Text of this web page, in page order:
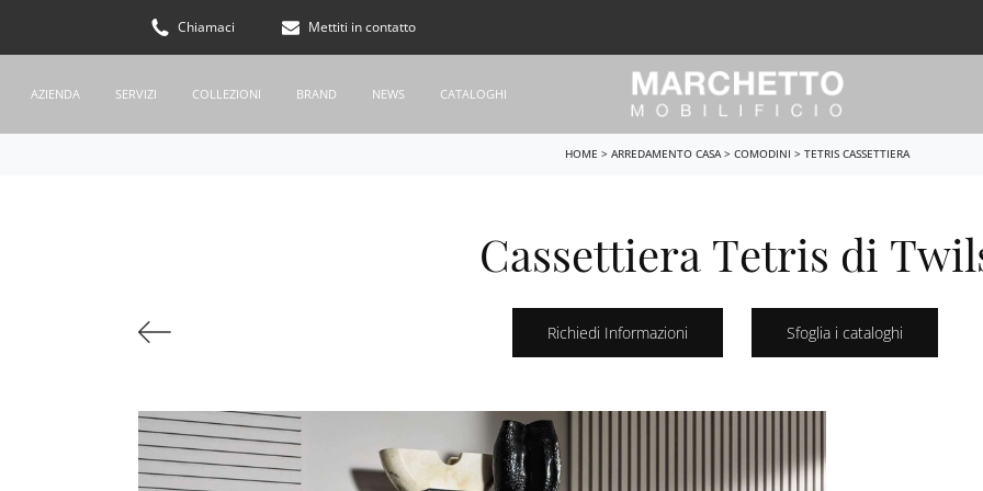
Chiamaci Mettiti in contatto
AZIENDA SERVIZI COLLEZIONI BRAND NEWS CATALOGHI
HOME > ARREDAMENTO CASA> COMODINI > TETRIS CASSETTIERA
Cassettiera Tetris di
Richiedi Informazioni Sfoglia i cataloghi